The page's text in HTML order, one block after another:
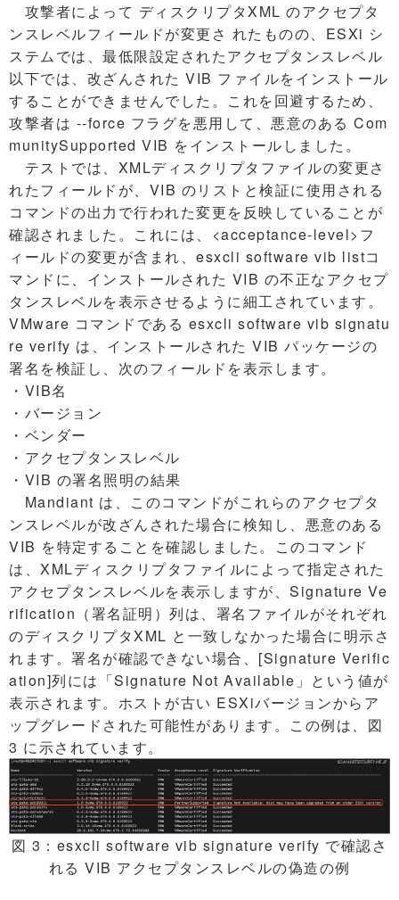
攻撃者によって ディスクリプタXML のアクセプタ
ンスレベルフィールドが変更さ れたものの、ESXi シ
ステムでは、最低限設定されたアクセプタンスレベル
以下では、改ざんされた VIB ファイルをインストール
することができませんでした。これを回避するため、
攻撃者は --force フラグを悪用して、悪意のある Com
munitySupported VIB をインストールしました。
テストでは、XMLディスクリプタファイルの変更さ
れたフィールドが、VIB のリストと検証に使用される
コマンドの出力で行われた変更を反映していることが
確認されました。これには、<acceptance-level>フ
ィールドの変更が含まれ、esxcli software vib listコ
マンドに、インストールされた VIB の不正なアクセプ
タンスレベルを表示させるように細工されています。
VMware コマンドである esxcli software vib signatu
re verify は、インストールされた VIB パッケージの
署名を検証し、次のフィールドを表示します。
・VIB名
・バージョン
・ベンダー
・アクセプタンスレベル
・VIB の署名照明の結果
Mandiant は、このコマンドがこれらのアクセプタ
ンスレベルが改ざんされた場合に検知し、悪意のある
VIB を特定することを確認しました。このコマンド
は、XMLディスクリプタファイルによって指定された
アクセプタンスレベルを表示しますが、Signature Ve
rification（署名証明）列は、署名ファイルがそれぞれ
のディスクリプタXML と一致しなかった場合に明示さ
れます。署名が確認できない場合、[Signature Verific
ation]列には「Signature Not Available」という値が
表示されます。ホストが古い ESXiバージョンからア
ップグレードされた可能性があります。この例は、図
3 に示されています。
図 3：esxcli software vib signature verify で確認さ
れる VIB アクセプタンスレベルの偽造の例